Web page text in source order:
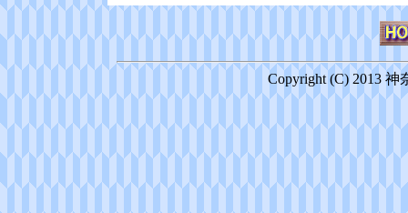
Copyright (C) 2013 神